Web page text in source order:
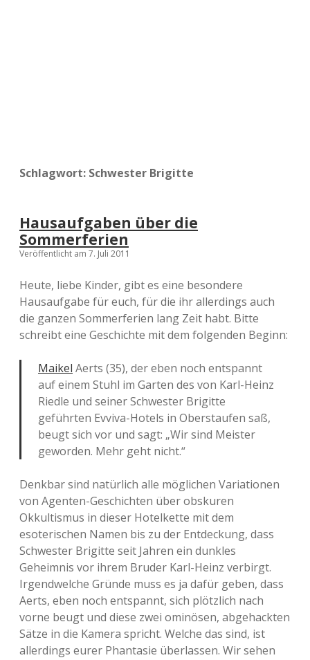
Schlagwort: Schwester Brigitte
Hausaufgaben über die
Sommerferien
Veröffentlicht am 7. Juli 2011
Heute, liebe Kinder, gibt es eine besondere
Hausaufgabe für euch, für die ihr allerdings auch
die ganzen Sommerferien lang Zeit habt. Bitte
schreibt eine Geschichte mit dem folgenden Beginn:
Maikel Aerts (35), der eben noch entspannt
auf einem Stuhl im Garten des von Karl-Heinz
Riedle und seiner Schwester Brigitte
geführten Evviva-Hotels in Oberstaufen saß,
beugt sich vor und sagt: „Wir sind Meister
geworden. Mehr geht nicht.“
Denkbar sind natürlich alle möglichen Variationen
von Agenten-Geschichten über obskuren
Okkultismus in dieser Hotelkette mit dem
esoterischen Namen bis zu der Entdeckung, dass
Schwester Brigitte seit Jahren ein dunkles
Geheimnis vor ihrem Bruder Karl-Heinz verbirgt.
Irgendwelche Gründe muss es ja dafür geben, dass
Aerts, eben noch entspannt, sich plötzlich nach
vorne beugt und diese zwei ominösen, abgehackten
Sätze in die Kamera spricht. Welche das sind, ist
allerdings eurer Phantasie überlassen. Wir sehen